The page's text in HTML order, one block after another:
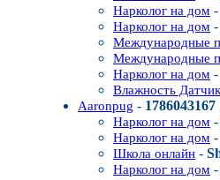
Нарколог на дом -
Нарколог на дом -
Международные
Международные
Нарколог на дом -
Влажность Датчик
Aaronpug - 1786043167
Нарколог на дом -
Нарколог на дом -
Школа онлайн -
Нарколог на дом -